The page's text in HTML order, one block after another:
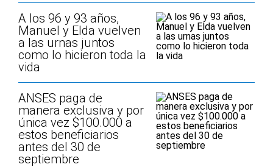
A los 96 y 93 años,
Manuel y Elda vuelven
a las urnas juntos
como lo hicieron toda la
vida
ANSES paga de
manera exclusiva y por
única vez $100.000 a
estos beneficiarios
antes del 30 de
septiembre